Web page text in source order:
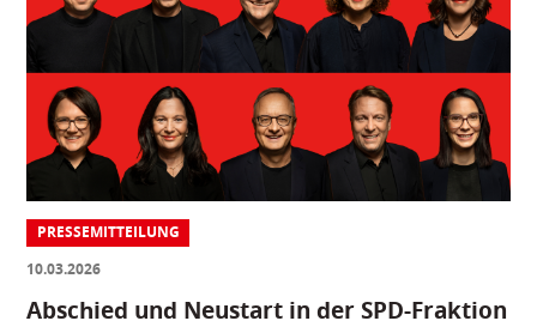
PRESSEMITTEILUNG
10.03.2026
Abschied und Neustart in der SPD-Fraktion